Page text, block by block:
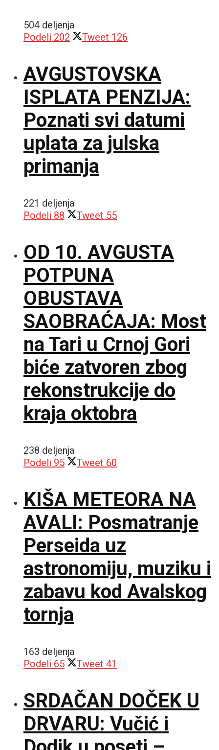
504 deljenja
Podeli 202 Tweet 126
AVGUSTOVSKA
ISPLATA PENZIJA:
Poznati svi datumi
uplata za julska
primanja
221 deljenja
Podeli 88 Tweet 55
OD 10. AVGUSTA
POTPUNA
OBUSTAVA
SAOBRAĆAJA: Most
na Tari u Crnoj Gori
biće zatvoren zbog
rekonstrukcije do
kraja oktobra
238 deljenja
Podeli 95 Tweet 60
KIŠA METEORA NA
AVALI: Posmatranje
Perseida uz
astronomiju, muziku i
zabavu kod Avalskog
tornja
163 deljenja
Podeli 65 Tweet 41
SRDAČAN DOČEK U
DRVARU: Vučić i